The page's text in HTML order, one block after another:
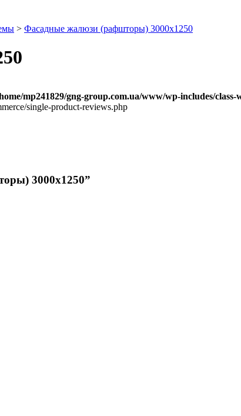
> Фасадные жалюзи (рафшторы) 3000х1250
mp241829/gng-group.com.ua/www/wp-includes/
single-product-reviews.php
3000х1250”